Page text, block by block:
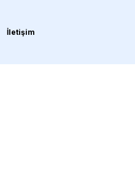
İletişim